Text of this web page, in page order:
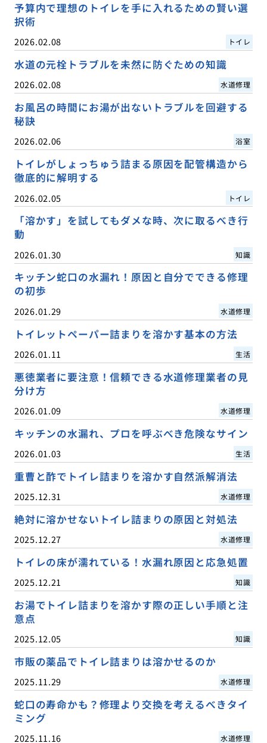
予算内で理想のトイレを手に入れるための賢い選
択術
2026.02.08 トイレ
水道の元栓トラブルを未然に防ぐための知識
2026.02.08 水道修理
お風呂の時間にお湯が出ないトラブルを回避する
秘訣
2026.02.06 浴室
トイレがしょっちゅう詰まる原因を配管構造から
徹底的に解明する
2026.02.05 トイレ
「溶かす」を試してもダメな時、次に取るべき行
動
2026.01.30 知識
キッチン蛇口の水漏れ！原因と自分でできる修理
の初歩
2026.01.29 水道修理
トイレットペーパー詰まりを溶かす基本の方法
2026.01.11 生活
悪徳業者に要注意！信頼できる水道修理業者の見
分け方
2026.01.09 水道修理
キッチンの水漏れ、プロを呼ぶべき危険なサイン
2026.01.03 生活
重曹と酢でトイレ詰まりを溶かす自然派解消法
2025.12.31 水道修理
絶対に溶かせないトイレ詰まりの原因と対処法
2025.12.27 水道修理
トイレの床が濡れている！水漏れ原因と応急処置
2025.12.21 知識
お湯でトイレ詰まりを溶かす際の正しい手順と注
意点
2025.12.05 知識
市販の薬品でトイレ詰まりは溶かせるのか
2025.11.29 水道修理
蛇口の寿命かも？修理より交換を考えるべきタイ
ミング
2025.11.16 水道修理